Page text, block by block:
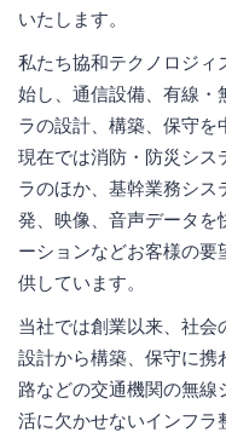
いたします。
私たち協和テクノロジィ
始し、通信設備、有線・
ラの設計、構築、保守を
現在では消防・防災シス
ラのほか、基幹業務シ
発、映像、音声データを
ーションなどお客様の
供しています。
当社では創業以来、社
設計から構築、保守に携
路などの交通機関の無
活に欠かせないインフラ